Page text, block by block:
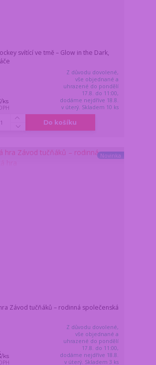
svítící ve tmě – Glow in the Dark,
/ks
Z důvodu dovolené,
vše objednané a
uhrazené do pondělí
17.8. do 11:00,
dodáme nejdříve 18.8.
v úterý. Skladem 10 ks
Do košíku
Novinka
Závod tučňáků – rodinná společenská
/ks
Z důvodu dovolené,
vše objednané a
uhrazené do pondělí
17.8. do 11:00,
dodáme nejdříve 18.8.
v úterý. Skladem 3 ks